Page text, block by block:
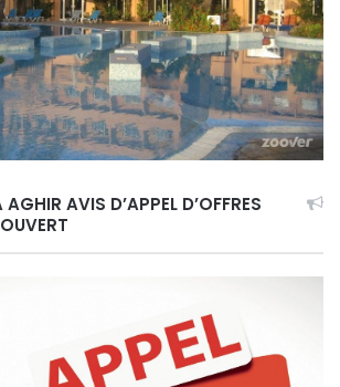
AVIS D’APPEL D’OFFRES